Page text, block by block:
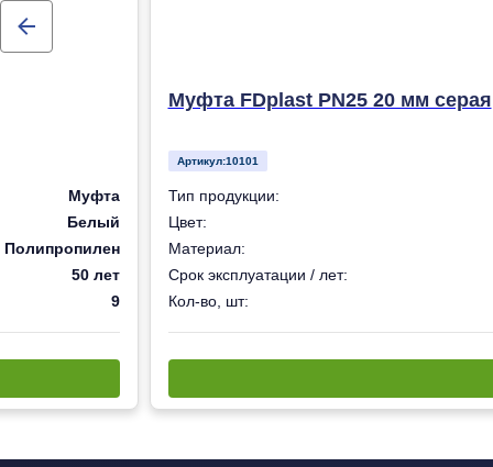
Муфта
Белый
Полипропилен
50 лет
9
Муфта FDplast PN25 20 мм серая
Артикул:10101
Тип продукции:
Цвет:
Материал:
Срок эксплуатации / лет:
Кол-во, шт: